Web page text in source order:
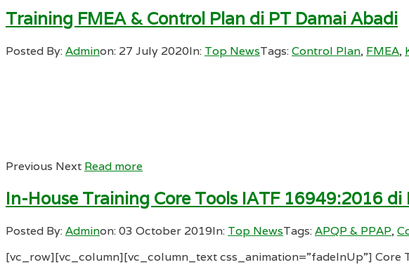
Training FMEA & Control Plan di PT Damai Abadi
Posted By:Adminon: 27 July 2020In: Top NewsTags:Control Plan, FMEA,
Previous Next Read more
In-House Training Core Tools IATF 16949:2016
Posted By:Adminon:03 October 2019In: Top NewsTags:APQP & PPAP,
[vc_row][vc_column][vc_column_text css_animation=”fadeInUp”] Core